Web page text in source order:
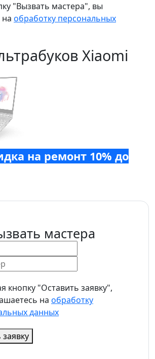
"Вызвать мастера", вы
на обработку персональных
Xiaomi
на ремонт 10% до
мастера
кнопку "Оставить заявку",
на обработку
данных